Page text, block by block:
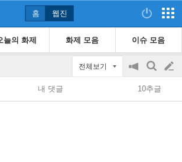
홈 웹진
늘의 화제 화제 모음 이슈 모음
전체보기
공
지
on/off
검
색
글
쓰
내 댓글 10추글